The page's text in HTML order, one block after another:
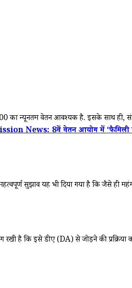
का न्यूनतम वेतन आवश्यक है. इसके साथ ही,
News: 8वें वेतन आयोग में ‘फैमिली
सुझाव यह भी दिया गया है कि जैसे ही
है कि इसे डीए (DA) से जोड़ने की प्रक्रिया